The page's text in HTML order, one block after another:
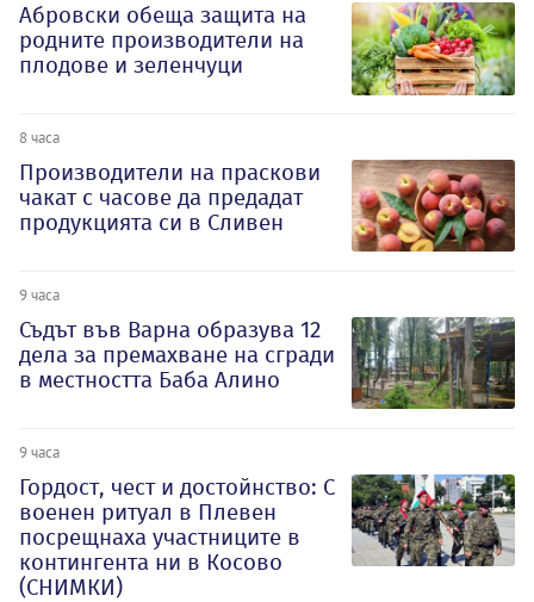
Абровски обеща защита на
родните производители на
плодове и зеленчуци
8 часа
Производители на праскови
чакат с часове да предадат
продукцията си в Сливен
9 часа
Съдът във Варна образува 12
дела за премахване на сгради
в местността Баба Алино
9 часа
Гордост, чест и достойнство: С
военен ритуал в Плевен
посрещнаха участниците в
контингента ни в Косово
(СНИМКИ)